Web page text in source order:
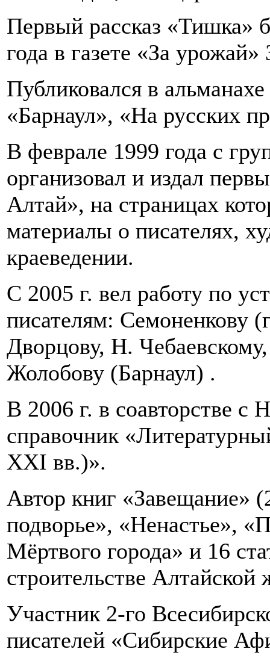
Первый рассказ «Тишка»
года в газете «За
Публиковался в
«Барнаул», «На русских
В феврале 1999 года с
организовал и издал
Алтай», на страницах
материалы о писателях,
краеведении.
С 2005 г. вел работу по
писателям: Семоненкову
Дворцову, Н.
Жолобову (Барнаул) .
В 2006 г. в соавторстве с
справочник
XXI вв.)».
Автор книг «Завещание»
подворье», «Ненастье»,
Мёртвого города» и 16
строительстве Алтайской
Участник 2-го
писателей «Сибирские